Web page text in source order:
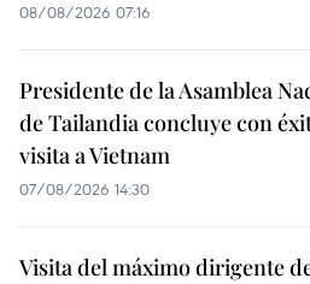
08/08/2026 07:16
Presidente de la Asamblea
de Tailandia concluye con
visita a Vietnam
07/08/2026 14:30
Visita del máximo dirigente